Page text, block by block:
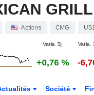
Actions CMG
Varia. 5j. Varia.
+0,76 % -
Société